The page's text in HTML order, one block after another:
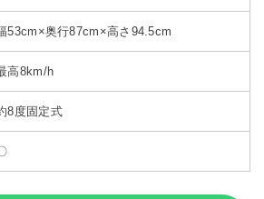
53cm×奥行87cm×高さ94.5cm
高8km/h
8度固定式